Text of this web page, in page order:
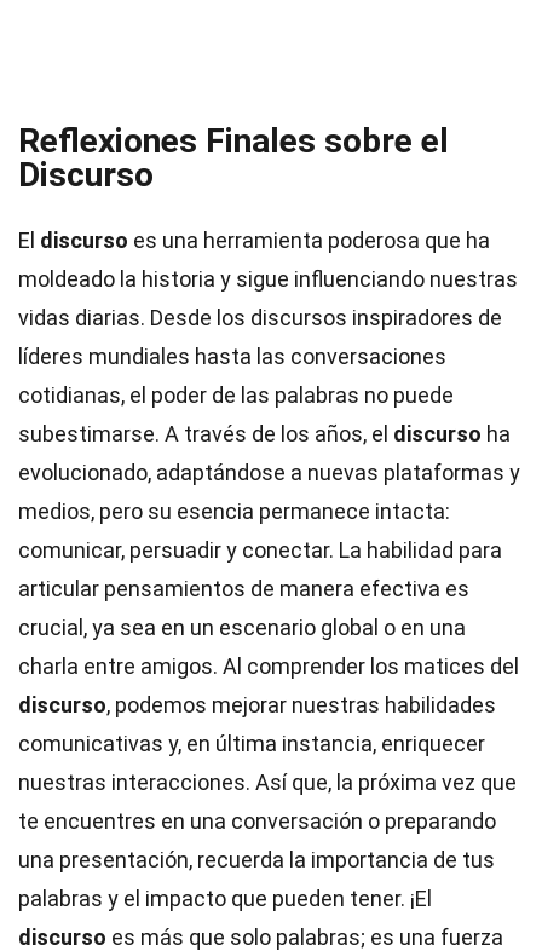
Reflexiones Finales sobre el
Discurso
El discurso es una herramienta poderosa que ha
moldeado la historia y sigue influenciando nuestras
vidas diarias. Desde los discursos inspiradores de
líderes mundiales hasta las conversaciones
cotidianas, el poder de las palabras no puede
subestimarse. A través de los años, el discurso ha
evolucionado, adaptándose a nuevas plataformas y
medios, pero su esencia permanece intacta:
comunicar, persuadir y conectar. La habilidad para
articular pensamientos de manera efectiva es
crucial, ya sea en un escenario global o en una
charla entre amigos. Al comprender los matices del
discurso, podemos mejorar nuestras habilidades
comunicativas y, en última instancia, enriquecer
nuestras interacciones. Así que, la próxima vez que
te encuentres en una conversación o preparando
una presentación, recuerda la importancia de tus
palabras y el impacto que pueden tener. ¡El
discurso es más que solo palabras; es una fuerza